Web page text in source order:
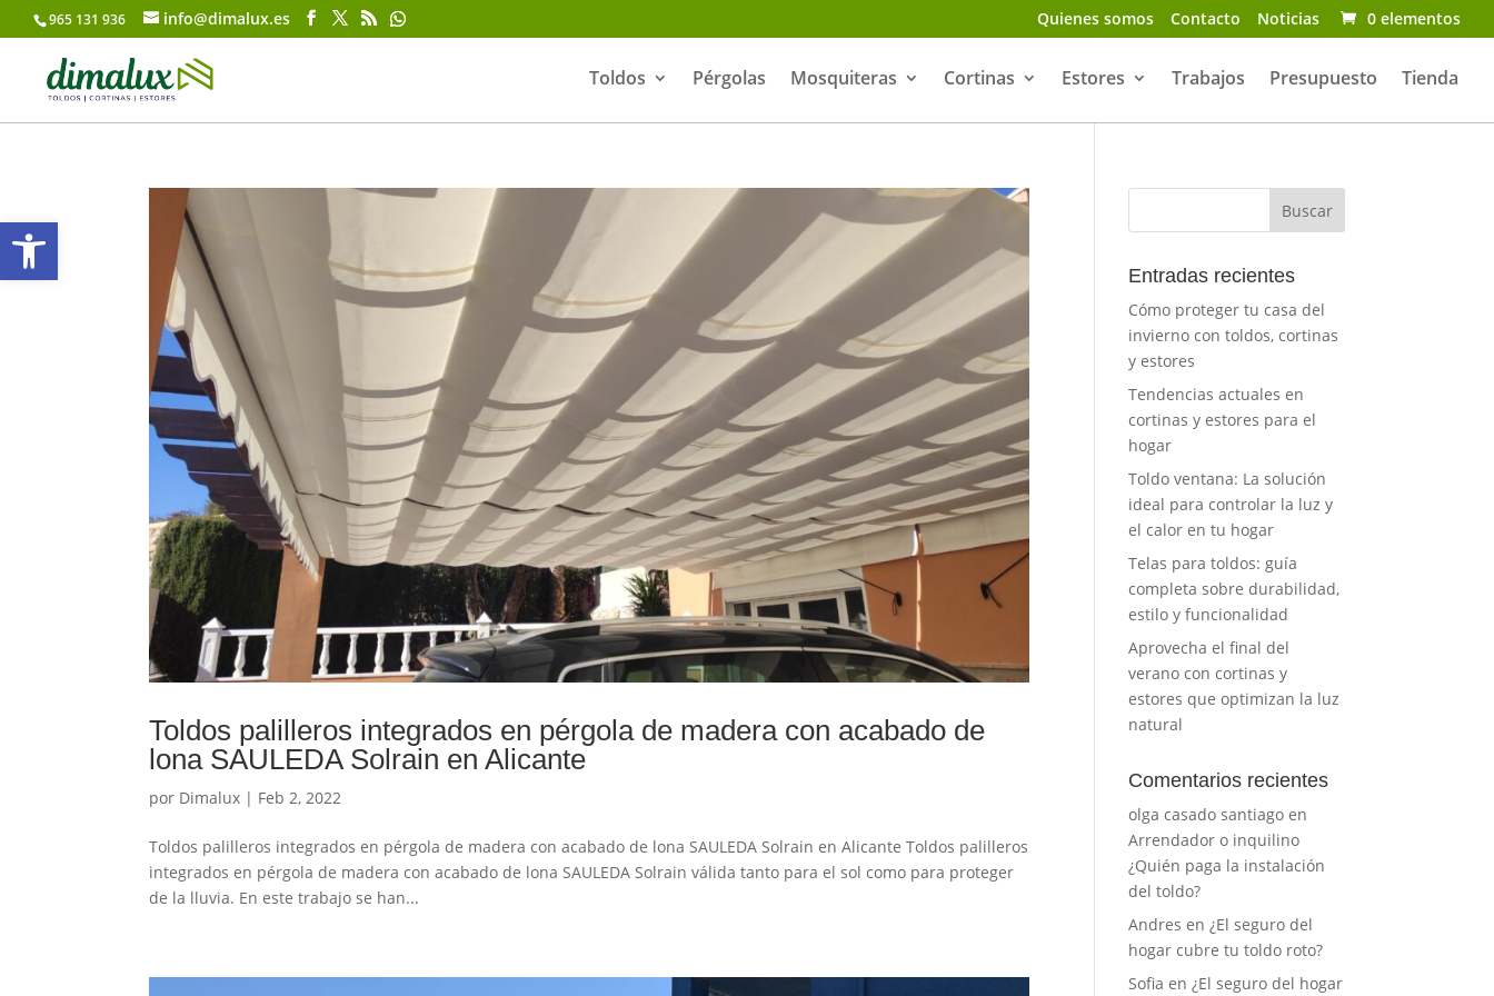
965 131 936 info@dimalux.es Quienes somos Contacto Noticias 0 elementos
Toldos Pérgolas Mosquiteras Cortinas Estores Trabajos Presupuesto Tienda
Toldos palilleros integrados en pérgola de madera con acabado de
lona SAULEDA Solrain en Alicante
por Dimalux | Feb 2, 2022
Toldos palilleros integrados en pérgola de madera con acabado de lona SAULEDA Solrain en Alicante Toldos palilleros
integrados en pérgola de madera con acabado de lona SAULEDA Solrain válida tanto para el sol como para proteger
de la lluvia. En este trabajo se han...
Entradas recientes
Cómo proteger tu casa del
invierno con toldos, cortinas
y estores
Tendencias actuales en
cortinas y estores para el
hogar
Toldo ventana: La solución
ideal para controlar la luz y
el calor en tu hogar
Telas para toldos: guía
completa sobre durabilidad,
estilo y funcionalidad
Aprovecha el final del
verano con cortinas y
estores que optimizan la luz
natural
Comentarios recientes
olga casado santiago en
Arrendador o inquilino
¿Quién paga la instalación
del toldo?
Andres en¿El seguro del
hogar cubre tu toldo roto?
Sofia en¿El seguro del hogar
Abrir barra de herramientas